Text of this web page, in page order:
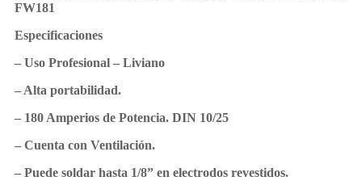
FW181
Especificaciones
– Uso Profesional – Liviano
– Alta portabilidad.
– 180 Amperios de Potencia. DIN 10/25
– Cuenta con Ventilación.
– Puede soldar hasta 1/8” en electrodos revestidos.